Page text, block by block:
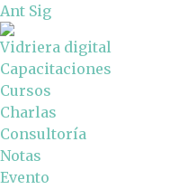
Ant Sig
Vidriera digital
Capacitaciones
Cursos
Charlas
Consultoría
Notas
Evento